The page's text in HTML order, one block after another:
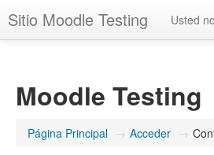
Sitio Moodle Testing
Usted
Moodle Testing
Página Principal → Acceder →